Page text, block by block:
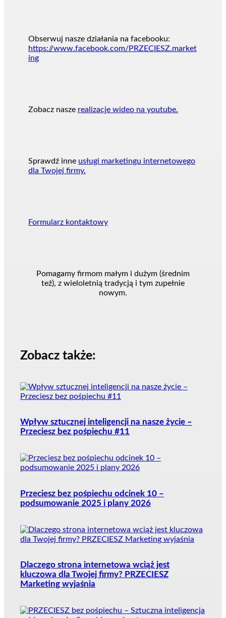
Obserwuj nasze działania na facebooku:
https://www.facebook.com/PRZECIESZ.market
ing
Zobacz nasze realizacje wideo na youtube.
Sprawdź inne usługi marketingu internetowego
dla Twojej firmy.
Formularz kontaktowy
Pomagamy firmom małym i dużym (średnim
też), z wieloletnią tradycją i tym zupełnie
nowym.
Zobacz także:
Wpływ sztucznej inteligencji na nasze życie –
Przeciesz bez pośpiechu #11
Przeciesz bez pośpiechu odcinek 10 –
podsumowanie 2025 i plany 2026
Dlaczego strona internetowa wciąż jest
kluczowa dla Twojej firmy? PRZECIESZ
Marketing wyjaśnia